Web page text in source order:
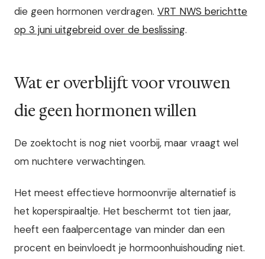
die geen hormonen verdragen. VRT NWS berichtte
op 3 juni uitgebreid over de beslissing.
Wat er overblijft voor vrouwen
die geen hormonen willen
De zoektocht is nog niet voorbij, maar vraagt wel
om nuchtere verwachtingen.
Het meest effectieve hormoonvrije alternatief is
het koperspiraaltje. Het beschermt tot tien jaar,
heeft een faalpercentage van minder dan een
procent en beinvloedt je hormoonhuishouding niet.